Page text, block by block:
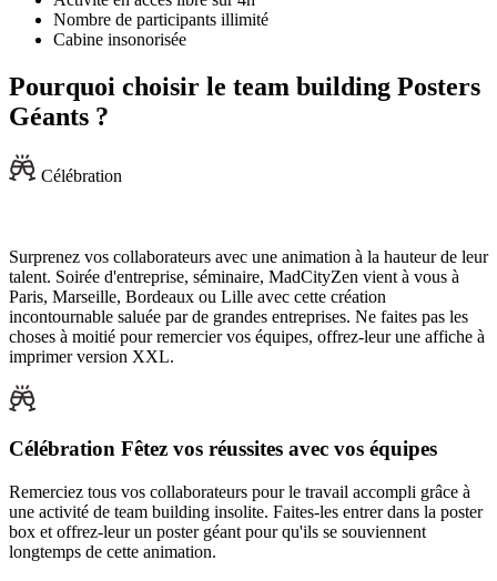
Nombre de participants illimité
Cabine insonorisée
Pourquoi choisir le team building Posters
Géants ?
Célébration
Surprenez vos collaborateurs avec une animation à la hauteur de leur
talent. Soirée d'entreprise, séminaire, MadCityZen vient à vous à
Paris, Marseille, Bordeaux ou Lille avec cette création
incontournable saluée par de grandes entreprises. Ne faites pas les
choses à moitié pour remercier vos équipes, offrez-leur une affiche à
imprimer version XXL.
Célébration Fêtez vos réussites avec vos équipes
Remerciez tous vos collaborateurs pour le travail accompli grâce à
une activité de team building insolite. Faites-les entrer dans la poster
box et offrez-leur un poster géant pour qu'ils se souviennent
longtemps de cette animation.